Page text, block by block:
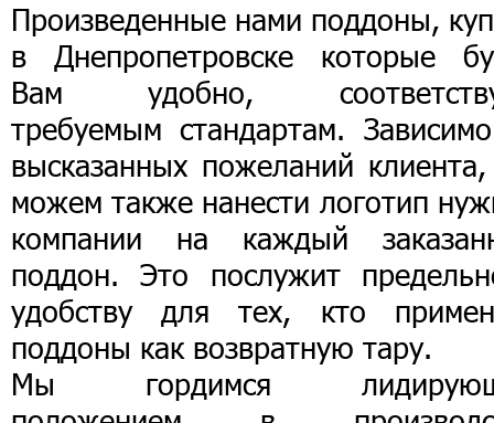
Произведенные нами поддоны,
в Днепропетровске которые
Вам удобно,
требуемым стандартам.
высказанных пожеланий
можем также нанести логотип
компании на каждый
поддон. Это послужит
удобству для тех, кто
поддоны как возвратную тару.
Мы гордимся